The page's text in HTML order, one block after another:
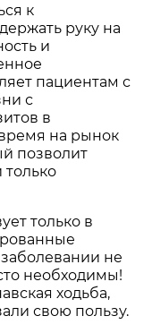
к
руку на
и
пациентам с
с
в
на рынок
позволит
только в
не
необходимы!
ходьба,
свою пользу.